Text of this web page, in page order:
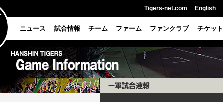
Tigers-net.com English
ニュース 試合情報 チーム ファーム ファンクラブ チケット